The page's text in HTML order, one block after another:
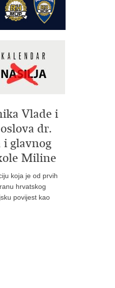
Vlade i
dr.
i glavnog
Miline
koja je od prvih
hrvatskog
povijest kao